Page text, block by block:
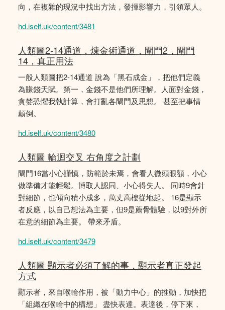
向，在複雜的現況中找出方法，發揮影響力，引領眾人。
hd.iself.uk/content/3481
人類圖2-14通道，煉金術通道，閘門2，閘門
14，真正用法
一般人類圖把2-14通道 說為「黑石成金」，把他們定義
為賺錢天賦。第一，金錢不是他們所理解。人面對金錢，
貪婪恐懼我執計算，會打亂各閘門及思想。 甚至把事情
顛倒。
hd.iself.uk/content/3480
人類圖 輪迴交叉 右角度之計劃
閘門16當小心謹慎，防範於未焉，會看人微頭眼額，小心
做準備才能輕鬆。博取人認同、小心得失人。 同時9會針
對細節，也傾向積小成多，萬丈高樓從地起。 16是顯示
者反應，以自己想法為主要，但9是薦骨體驗，以9對外所
在意的細節為主要。 帶來矛盾。
hd.iself.uk/content/3479
人類圖 顯示者必須了解的事，顯示者真正發起
方式
顯示者，來自喉輪作用，被「動力中心」的推動，加快把
「組織在喉輪中的構想」 盡快表達。表達後，停下來，